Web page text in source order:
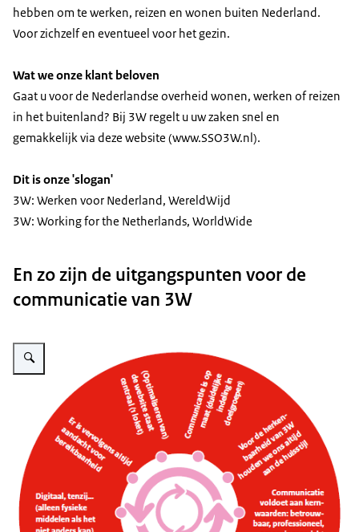
hebben om te werken, reizen en wonen buiten Nederland.
Voor zichzelf en eventueel voor het gezin.
Wat we onze klant beloven
Gaat u voor de Nederlandse overheid wonen, werken of reizen
in het buitenland? Bij 3W regelt u uw zaken snel en
gemakkelijk via deze website (www.SSO3W.nl).
Dit is onze 'slogan'
3W: Werken voor Nederland, WereldWijd
3W: Working for the Netherlands, WorldWide
En zo zijn de uitgangspunten voor de
communicatie van 3W
Vergroot afbeelding 3W zo communiceren wij met onze klanten